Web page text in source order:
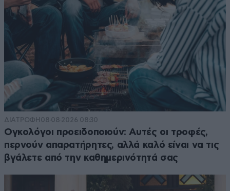
ΔΙΑΤΡΟΦΗ 08·08·2026 08:30
Ογκολόγοι προειδοποιούν: Αυτές οι τροφές,
περνούν απαρατήρητες, αλλά καλό είναι να τις
βγάλετε από την καθημερινότητά σας